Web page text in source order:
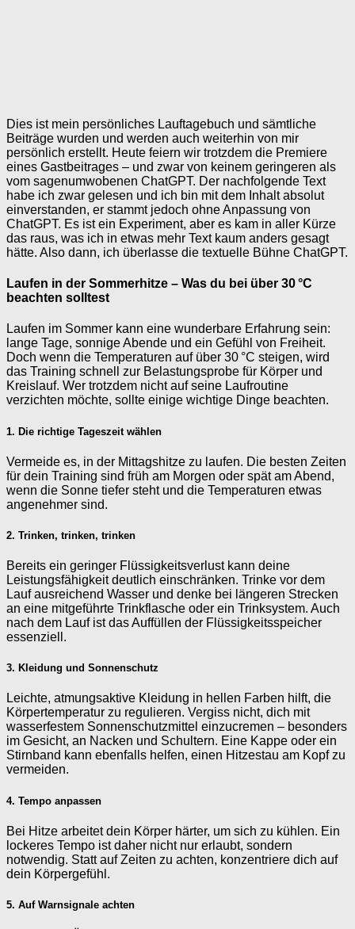
Dies ist mein persönliches Lauftagebuch und sämtliche
Beiträge wurden und werden auch weiterhin von mir
persönlich erstellt. Heute feiern wir trotzdem die Premiere
eines Gastbeitrages – und zwar von keinem geringeren als
vom sagenumwobenen ChatGPT. Der nachfolgende Text
habe ich zwar gelesen und ich bin mit dem Inhalt absolut
einverstanden, er stammt jedoch ohne Anpassung von
ChatGPT. Es ist ein Experiment, aber es kam in aller Kürze
das raus, was ich in etwas mehr Text kaum anders gesagt
hätte. Also dann, ich überlasse die textuelle Bühne ChatGPT.
Laufen in der Sommerhitze – Was du bei über 30 °C
beachten solltest
Laufen im Sommer kann eine wunderbare Erfahrung sein:
lange Tage, sonnige Abende und ein Gefühl von Freiheit.
Doch wenn die Temperaturen auf über 30 °C steigen, wird
das Training schnell zur Belastungsprobe für Körper und
Kreislauf. Wer trotzdem nicht auf seine Laufroutine
verzichten möchte, sollte einige wichtige Dinge beachten.
1. Die richtige Tageszeit wählen
Vermeide es, in der Mittagshitze zu laufen. Die besten Zeiten
für dein Training sind früh am Morgen oder spät am Abend,
wenn die Sonne tiefer steht und die Temperaturen etwas
angenehmer sind.
2. Trinken, trinken, trinken
Bereits ein geringer Flüssigkeitsverlust kann deine
Leistungsfähigkeit deutlich einschränken. Trinke vor dem
Lauf ausreichend Wasser und denke bei längeren Strecken
an eine mitgeführte Trinkflasche oder ein Trinksystem. Auch
nach dem Lauf ist das Auffüllen der Flüssigkeitsspeicher
essenziell.
3. Kleidung und Sonnenschutz
Leichte, atmungsaktive Kleidung in hellen Farben hilft, die
Körpertemperatur zu regulieren. Vergiss nicht, dich mit
wasserfestem Sonnenschutzmittel einzucremen – besonders
im Gesicht, an Nacken und Schultern. Eine Kappe oder ein
Stirnband kann ebenfalls helfen, einen Hitzestau am Kopf zu
vermeiden.
4. Tempo anpassen
Bei Hitze arbeitet dein Körper härter, um sich zu kühlen. Ein
lockeres Tempo ist daher nicht nur erlaubt, sondern
notwendig. Statt auf Zeiten zu achten, konzentriere dich auf
dein Körpergefühl.
5. Auf Warnsignale achten